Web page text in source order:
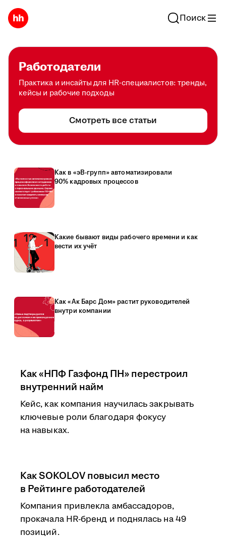
Поиск
Работодатели
Практика и инсайты для HR-специалистов: тренды,
кейсы и рабочие подходы
Смотреть все статьи
Как в «эВ-групп» автоматизировали
90% кадровых процессов
Какие бывают виды рабочего времени и как
вести их учёт
Как «Ак Барс Дом» растит руководителей
внутри компании
Как «НПФ Газфонд ПН» перестроил
внутренний найм
Кейс, как компания научилась закрывать
ключевые роли благодаря фокусу
на навыках.
Как SOKOLOV повысил место
в Рейтинге работодателей
Компания привлекла амбассадоров,
прокачала HR-бренд и поднялась на 49
позиций.